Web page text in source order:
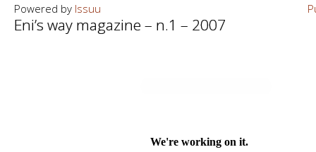
Powered by Issuu
Eni’s way magazine – n.1 – 2007